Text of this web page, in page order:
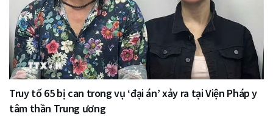
Truy tố 65 bị can trong vụ ‘đại án’ xảy ra tại Viện Pháp y
tâm thần Trung ương